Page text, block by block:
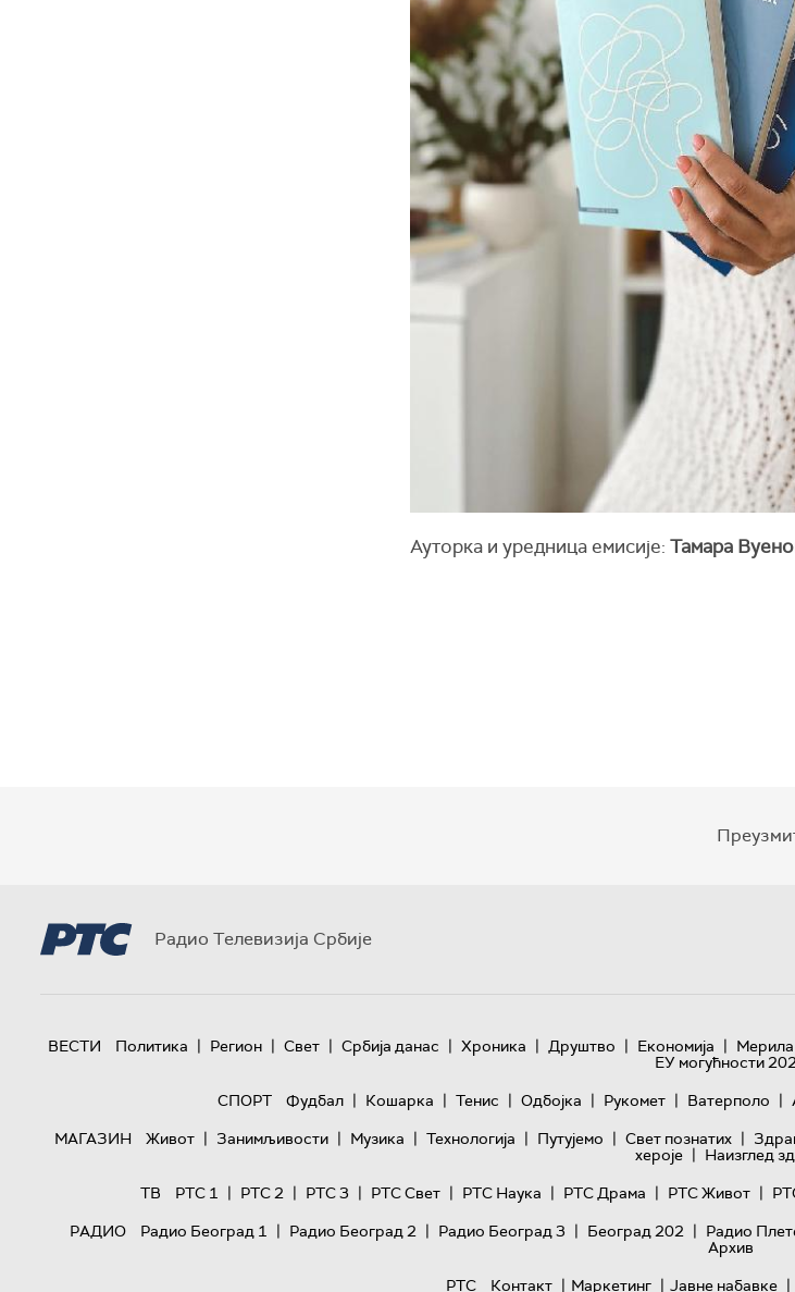
Ауторка и уредница емисије: Тамара
Радио Телевизија Србије
ВЕСТИ Политика | Регион | Свет | Србија данас | Хроника | Друштво | Економија |
ЕУ могућности
СПОРТ
Фудбал | Кошарка | Тенис | Одбојка | Рукомет | Ватерполо |
МАГАЗИН
Живот | Занимљивости | Музика | Технологијa | Путујемо | Свет познатих |
хероје | Наизглед
ТВ
РТС 1 | РТС 2 | РТС 3 | РТС Свет | РТС Наука | РТС Драма | РТС Живот |
РАДИО
Радио Београд 1 | Радио Београд 2 | Радио Београд 3 | Београд 202 | Радио
Архив
РТС
Контакт | Маркетинг | Јавне набавке |